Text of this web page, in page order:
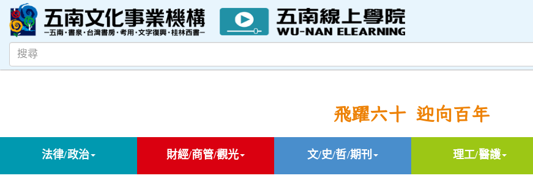
飛躍六十 迎向百年
法律/政治 財經/商管/觀光 文/史/哲/期刊 理工/醫護